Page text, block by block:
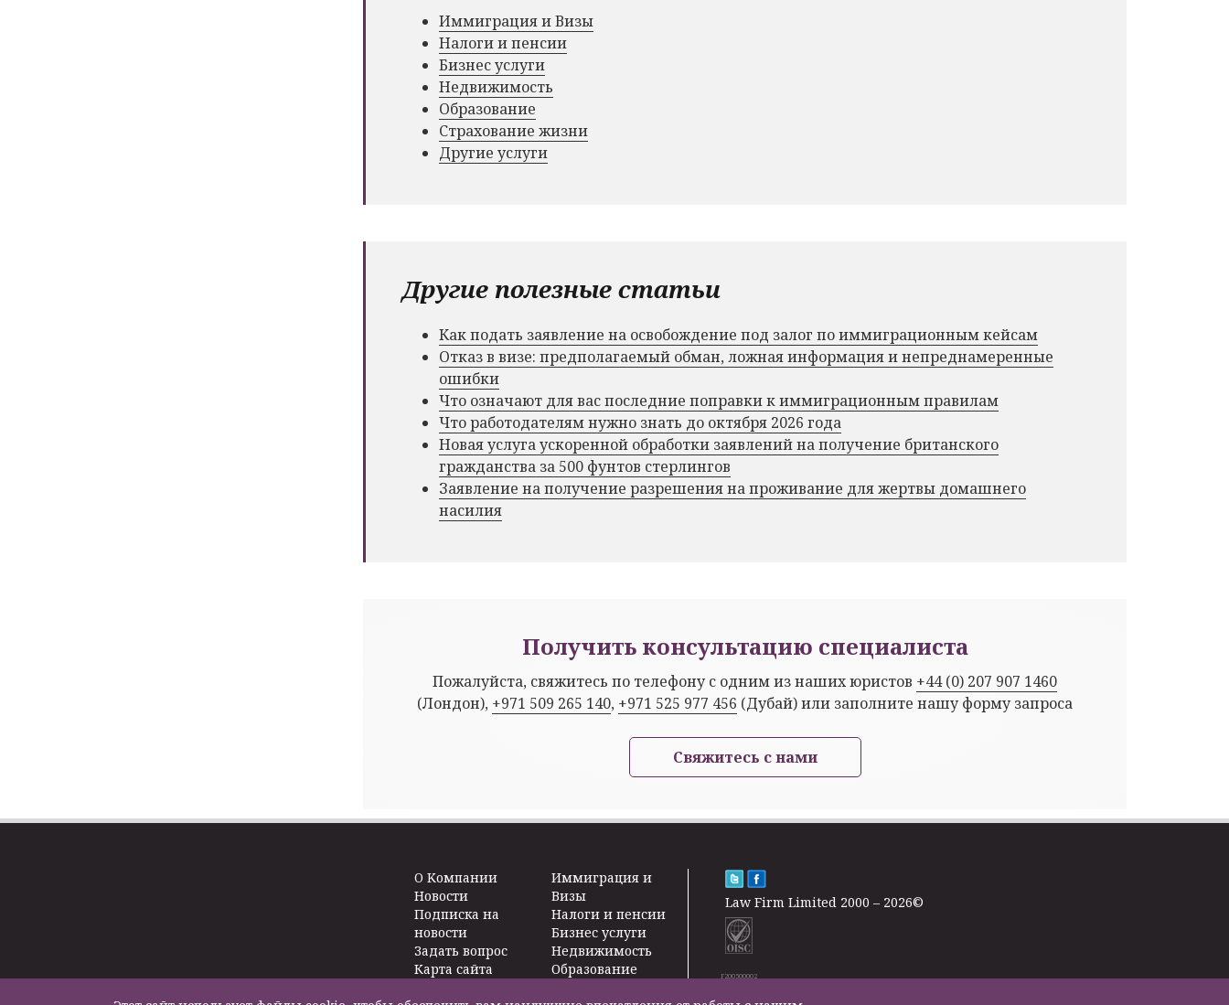
Иммиграция и Визы
Налоги и пенсии
Бизнес услуги
Недвижимость
Образование
Страхование жизни
Другие услуги
Другие полезные статьи
Как подать заявление на освобождение под залог по иммиграционным кейсам
Отказ в визе: предполагаемый обман, ложная информация и непреднамеренные
ошибки
Что означают для вас последние поправки к иммиграционным правилам
Что работодателям нужно знать до октября 2026 года
Новая услуга ускоренной обработки заявлений на получение британского
гражданства за 500 фунтов стерлингов
Заявление на получение разрешения на проживание для жертвы домашнего
насилия
Получить консультацию специалиста
Пожалуйста, свяжитесь по телефону с одним из наших юристов +44 (0) 207 907 1460
(Лондон), +971 509 265 140, +971 525 977 456 (Дубай) или заполните нашу форму запроса
Свяжитесь с нами
O Kомпании
Новости
Подписка на
новости
Задать вопрос
Карта сайта
Иммиграция и
Визы
Налоги и пенсии
Бизнес услуги
Недвижимость
Образование
Law Firm Limited 2000 – 2026©
F200500002